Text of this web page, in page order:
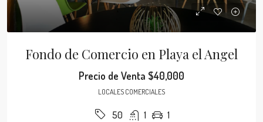
Fondo de Comercio en Playa el Angel
Precio de Venta $40,000
LOCALES COMERCIALES
50 1 1